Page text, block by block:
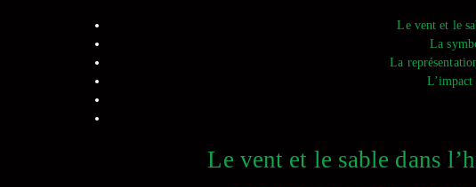
Le vent et le
La
La
Le vent et le sable dans